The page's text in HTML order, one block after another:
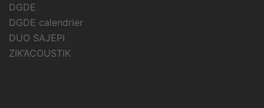
DGDE
DGDE calendrier
DUO SAJEPI
ZIK’ACOUSTIK